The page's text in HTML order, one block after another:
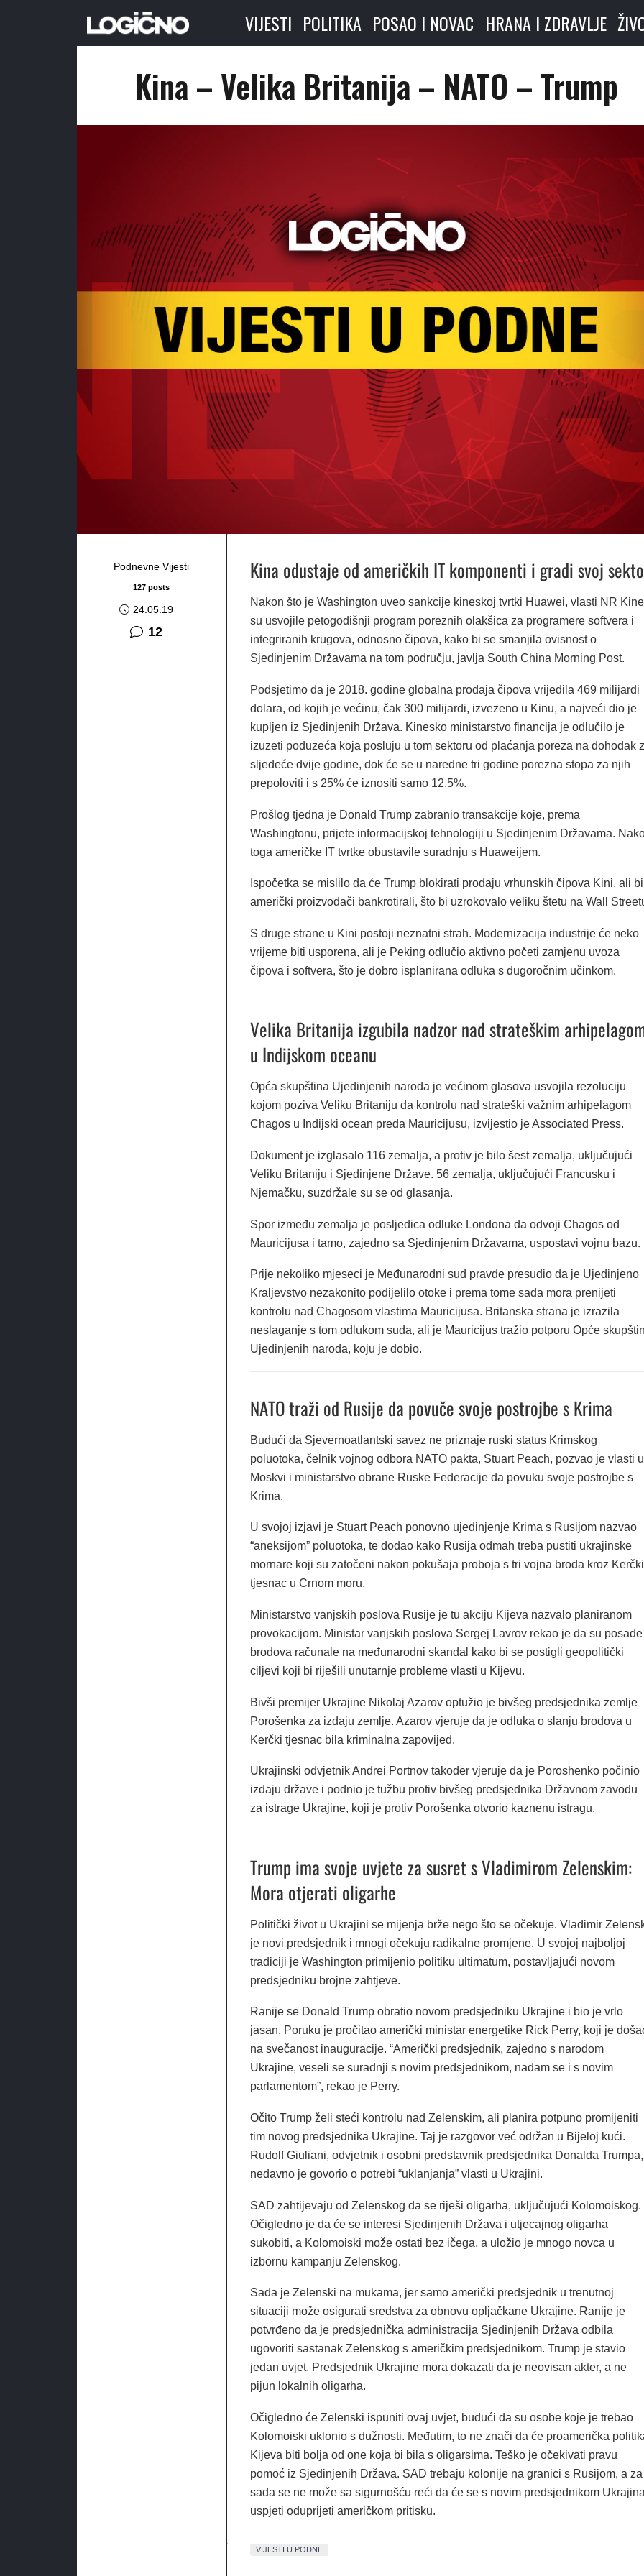
VIJESTI POLITIKA POSAO I NOVAC HRANA I ZDRAVLJE
Kina – Velika Britanija – NATO – Trump
Podnevne Vijesti
127 posts
24.05.19
12komentara
Kina odustaje od američkih IT komponenti i gradi svoj
Nakon što je Washington uveo sankcije kineskoj tvrtki Huawei, vlasti NR Kine
su usvojile petogodišnji program poreznih olakšica za programere softvera i
integriranih krugova, odnosno čipova, kako bi se smanjila ovisnost o
Sjedinjenim Državama na tom području, javlja South China Morning Post.
Podsjetimo da je 2018. godine globalna prodaja čipova vrijedila 469 milijardi
dolara, od kojih je većinu, čak 300 milijardi, izvezeno u Kinu, a najveći dio je
kupljen iz Sjedinjenih Država. Kinesko ministarstvo financija je odlučilo je
izuzeti poduzeća koja posluju u tom sektoru od plaćanja poreza na dohodak
sljedeće dvije godine, dok će se u naredne tri godine porezna stopa za njih
prepoloviti i s 25% će iznositi samo 12,5%.
Prošlog tjedna je Donald Trump zabranio transakcije koje, prema
Washingtonu, prijete informacijskoj tehnologiji u Sjedinjenim Državama.
toga američke IT tvrtke obustavile suradnju s Huaweijem.
Ispočetka se mislilo da će Trump blokirati prodaju vrhunskih čipova Kini, ali bi
američki proizvođači bankrotirali, što bi uzrokovalo veliku štetu na Wall
S druge strane u Kini postoji neznatni strah. Modernizacija industrije će neko
vrijeme biti usporena, ali je Peking odlučio aktivno početi zamjenu uvoza
čipova i softvera, što je dobro isplanirana odluka s dugoročnim učinkom.
Velika Britanija izgubila nadzor nad strateškim
u Indijskom oceanu
Opća skupština Ujedinjenih naroda je većinom glasova usvojila rezoluciju
kojom poziva Veliku Britaniju da kontrolu nad strateški važnim arhipelagom
Chagos u Indijski ocean preda Mauricijusu, izvijestio je Associated Press.
Dokument je izglasalo 116 zemalja, a protiv je bilo šest zemalja, uključujući
Veliku Britaniju i Sjedinjene Države. 56 zemalja, uključujući Francusku i
Njemačku, suzdržale su se od glasanja.
Spor između zemalja je posljedica odluke Londona da odvoji Chagos od
Mauricijusa i tamo, zajedno sa Sjedinjenim Državama, uspostavi vojnu bazu.
Prije nekoliko mjeseci je Međunarodni sud pravde presudio da je Ujedinjeno
Kraljevstvo nezakonito podijelilo otoke i prema tome sada mora prenijeti
kontrolu nad Chagosom vlastima Mauricijusa. Britanska strana je izrazila
neslaganje s tom odlukom suda, ali je Mauricijus tražio potporu Opće
Ujedinjenih naroda, koju je dobio.
NATO traži od Rusije da povuče svoje postrojbe s Krima
Budući da Sjevernoatlantski savez ne priznaje ruski status Krimskog
poluotoka, čelnik vojnog odbora NATO pakta, Stuart Peach, pozvao je vlasti u
Moskvi i ministarstvo obrane Ruske Federacije da povuku svoje postrojbe s
Krima.
U svojoj izjavi je Stuart Peach ponovno ujedinjenje Krima s Rusijom nazvao
“aneksijom” poluotoka, te dodao kako Rusija odmah treba pustiti ukrajinske
mornare koji su zatočeni nakon pokušaja proboja s tri vojna broda kroz Kerčki
tjesnac u Crnom moru.
Ministarstvo vanjskih poslova Rusije je tu akciju Kijeva nazvalo planiranom
provokacijom. Ministar vanjskih poslova Sergej Lavrov rekao je da su posade
brodova računale na međunarodni skandal kako bi se postigli geopolitički
ciljevi koji bi riješili unutarnje probleme vlasti u Kijevu.
Bivši premijer Ukrajine Nikolaj Azarov optužio je bivšeg predsjednika zemlje
Porošenka za izdaju zemlje. Azarov vjeruje da je odluka o slanju brodova u
Kerčki tjesnac bila kriminalna zapovijed.
Ukrajinski odvjetnik Andrei Portnov također vjeruje da je Poroshenko počinio
izdaju države i podnio je tužbu protiv bivšeg predsjednika Državnom zavodu
za istrage Ukrajine, koji je protiv Porošenka otvorio kaznenu istragu.
Trump ima svoje uvjete za susret s Vladimirom Zelenskim:
Mora otjerati oligarhe
Politički život u Ukrajini se mijenja brže nego što se očekuje. Vladimir
je novi predsjednik i mnogi očekuju radikalne promjene. U svojoj najboljoj
tradiciji je Washington primijenio politiku ultimatum, postavljajući novom
predsjedniku brojne zahtjeve.
Ranije se Donald Trump obratio novom predsjedniku Ukrajine i bio je vrlo
jasan. Poruku je pročitao američki ministar energetike Rick Perry, koji je
na svečanost inauguracije. “Američki predsjednik, zajedno s narodom
Ukrajine, veseli se suradnji s novim predsjednikom, nadam se i s novim
parlamentom”, rekao je Perry.
Očito Trump želi steći kontrolu nad Zelenskim, ali planira potpuno promijeniti
tim novog predsjednika Ukrajine. Taj je razgovor već održan u Bijeloj kući.
Rudolf Giuliani, odvjetnik i osobni predstavnik predsjednika Donalda Trumpa,
nedavno je govorio o potrebi “uklanjanja” vlasti u Ukrajini.
SAD zahtijevaju od Zelenskog da se riješi oligarha, uključujući Kolomoiskog.
Očigledno je da će se interesi Sjedinjenih Država i utjecajnog oligarha
sukobiti, a Kolomoiski može ostati bez ičega, a uložio je mnogo novca u
izbornu kampanju Zelenskog.
Sada je Zelenski na mukama, jer samo američki predsjednik u trenutnoj
situaciji može osigurati sredstva za obnovu opljačkane Ukrajine. Ranije je
potvrđeno da je predsjednička administracija Sjedinjenih Država odbila
ugovoriti sastanak Zelenskog s američkim predsjednikom. Trump je stavio
jedan uvjet. Predsjednik Ukrajine mora dokazati da je neovisan akter, a ne
pijun lokalnih oligarha.
Očigledno će Zelenski ispuniti ovaj uvjet, budući da su osobe koje je trebao
Kolomoiski uklonio s dužnosti. Međutim, to ne znači da će proamerička
Kijeva biti bolja od one koja bi bila s oligarsima. Teško je očekivati pravu
pomoć iz Sjedinjenih Država. SAD trebaju kolonije na granici s Rusijom, a za
sada se ne može sa sigurnošću reći da će se s novim predsjednikom
uspjeti oduprijeti američkom pritisku.
VIJESTI U PODNE